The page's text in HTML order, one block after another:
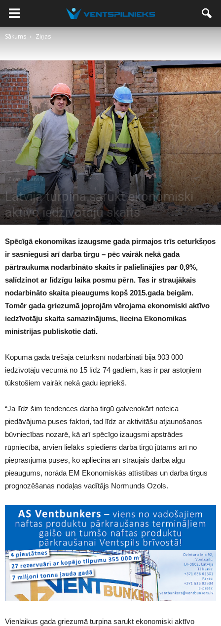
Sākums Ziņas
Ziņas Latvijā
Latvijā turpina sarukt ekonomiski
aktīvo iedzīvotāju skaits
Spēcīgā ekonomikas izaugsme gada pirmajos trīs ceturkšņos
ir sasniegusi arī darba tirgu – pēc vairāk nekā gada
pārtraukuma nodarbināto skaits ir palielinājies par 0,9%,
salīdzinot ar līdzīgu laika posmu pērn. Tas ir straujākais
nodarbināto skaita pieaugums kopš 2015.gada beigām.
Tomēr gada griezumā joprojām vērojama ekonomiski aktīvo
iedzīvotāju skaita samazinājums, liecina Ekonomikas
ministrijas publiskotie dati.
Kopumā gada trešajā ceturksnī nodarbināti bija 903 000
iedzīvotāju vecumā no 15 līdz 74 gadiem, kas ir par astoņiem
tūkstošiem vairāk nekā gadu iepriekš.
“Ja līdz šim tendences darba tirgū galvenokārt noteica
piedāvājuma puses faktori, tad līdz ar aktivitāšu atjaunošanos
būvniecības nozarē, kā arī spēcīgo izaugsmi apstrādes
rūpniecībā, arvien lielāks spiediens darba tirgū jūtams arī no
pieprasījuma puses, ko apliecina arī straujais darba algu
pieaugums, norāda EM Ekonomiskās attīstības un darba tirgus
prognozēšanas nodaļas vadītājs Normunds Ozols.
Vienlaikus gada griezumā turpina sarukt ekonomiski aktīvo